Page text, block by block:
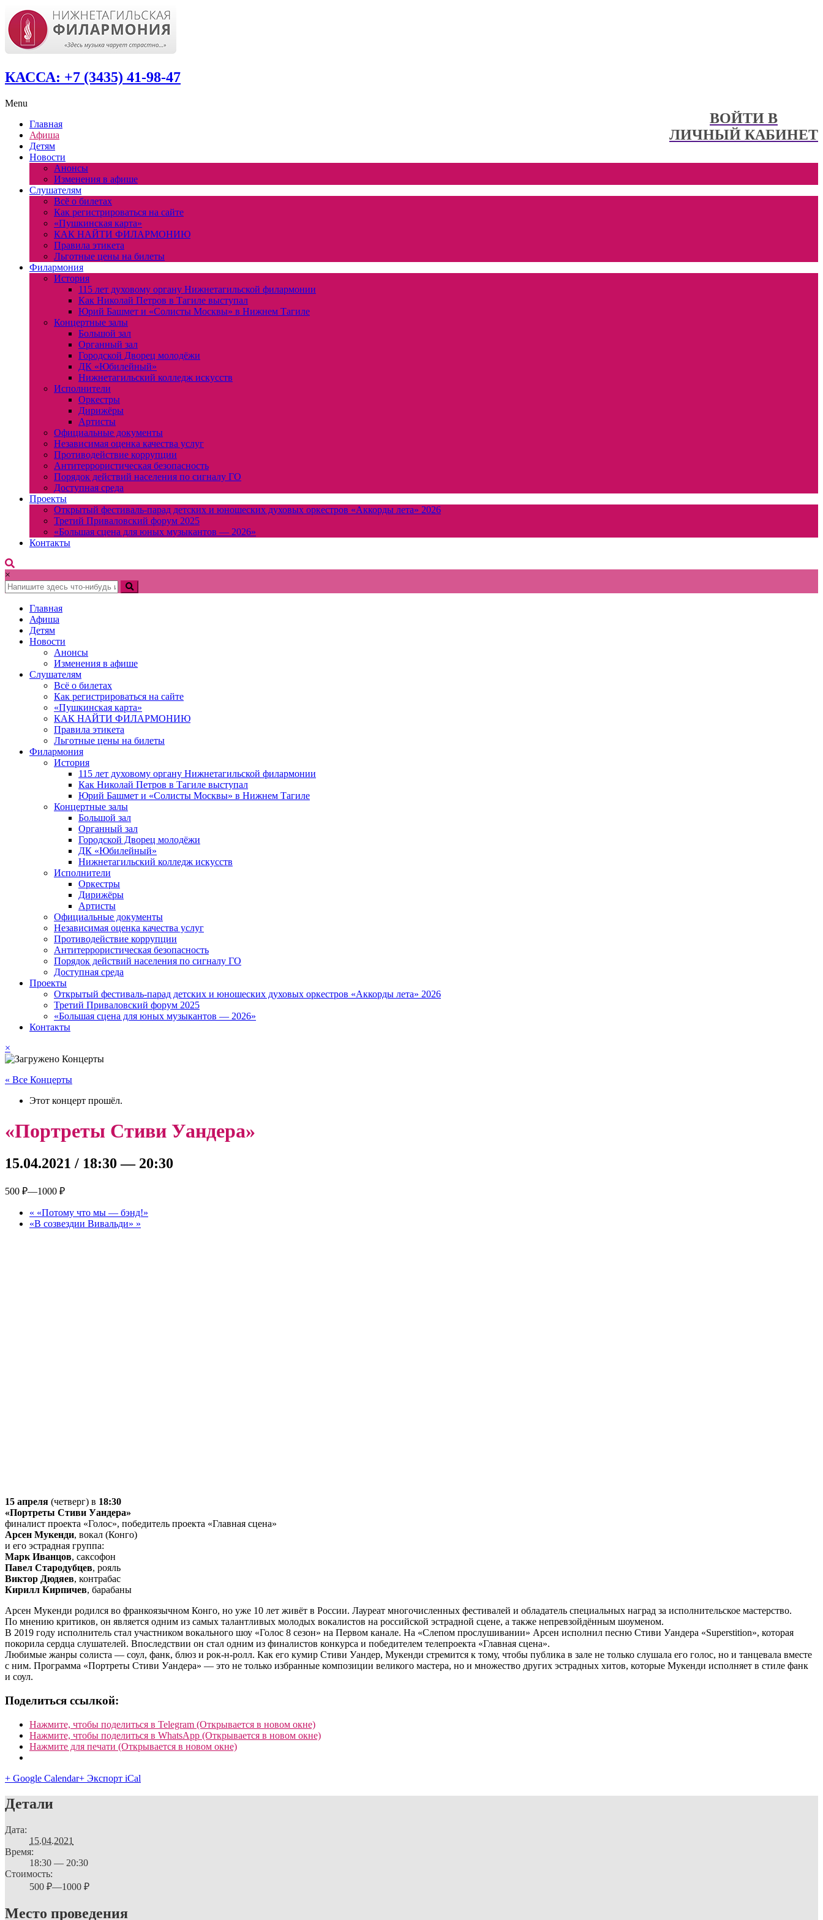
КАССА: +7 (3435) 41-98-47
ВОЙТИ В
ЛИЧНЫЙ КАБИНЕТ
Menu
Главная
Афиша
Детям
Новости
Анонсы
Изменения в афише
Слушателям
Всё о билетах
Как регистрироваться на сайте
«Пушкинская карта»
КАК НАЙТИ ФИЛАРМОНИЮ
Правила этикета
Льготные цены на билеты
Филармония
История
115 лет духовому органу Нижнетагильской филармонии
Как Николай Петров в Тагиле выступал
Юрий Башмет и «Солисты Москвы» в Нижнем Тагиле
Концертные залы
Большой зал
Органный зал
Городской Дворец молодёжи
ДК «Юбилейный»
Нижнетагильский колледж искусств
Исполнители
Оркестры
Дирижёры
Артисты
Официальные документы
Независимая оценка качества услуг
Противодействие коррупции
Антитеррористическая безопасность
Порядок действий населения по сигналу ГО
Доступная среда
Проекты
Открытый фестиваль-парад детских и юношеских духовых оркестров «Аккорды лета» 2026
Третий Приваловский форум 2025
«Большая сцена для юных музыкантов — 2026»
Контакты
×
Главная
Афиша
Детям
Новости
Анонсы
Изменения в афише
Слушателям
Всё о билетах
Как регистрироваться на сайте
«Пушкинская карта»
КАК НАЙТИ ФИЛАРМОНИЮ
Правила этикета
Льготные цены на билеты
Филармония
История
115 лет духовому органу Нижнетагильской филармонии
Как Николай Петров в Тагиле выступал
Юрий Башмет и «Солисты Москвы» в Нижнем Тагиле
Концертные залы
Большой зал
Органный зал
Городской Дворец молодёжи
ДК «Юбилейный»
Нижнетагильский колледж искусств
Исполнители
Оркестры
Дирижёры
Артисты
Официальные документы
Независимая оценка качества услуг
Противодействие коррупции
Антитеррористическая безопасность
Порядок действий населения по сигналу ГО
Доступная среда
Проекты
Открытый фестиваль-парад детских и юношеских духовых оркестров «Аккорды лета» 2026
Третий Приваловский форум 2025
«Большая сцена для юных музыкантов — 2026»
Контакты
×
« Все Концерты
Этот концерт прошёл.
«Портреты Стиви Уандера»
15.04.2021 / 18:30 — 20:30
500 ₽—1000 ₽
« «Потому что мы — бэнд!»
«В созвездии Вивальди» »
15 апреля (четверг) в 18:30
«Портреты Стиви Уандера»
финалист проекта «Голос», победитель проекта «Главная сцена»
Арсен Мукенди, вокал (Конго)
и его эстрадная группа:
Марк Иванцов, саксофон
Павел Стародубцев, рояль
Виктор Дюдяев, контрабас
Кирилл Кирпичев, барабаны
Арсен Мукенди родился во франкоязычном Конго, но уже 10 лет живёт в России. Лауреат многочисленных фестивалей и обладатель специальных наград за исполнительское мастерство.
По мнению критиков, он является одним из самых талантливых молодых вокалистов на российской эстрадной сцене, а также непревзойдённым шоуменом.
В 2019 году исполнитель стал участником вокального шоу «Голос 8 сезон» на Первом канале. На «Слепом прослушивании» Арсен исполнил песню Стиви Уандера «Superstition», которая
покорила сердца слушателей. Впоследствии он стал одним из финалистов конкурса и победителем телепроекта «Главная сцена».
Любимые жанры солиста — соул, фанк, блюз и рок-н-ролл. Как его кумир Стиви Уандер, Мукенди стремится к тому, чтобы публика в зале не только слушала его голос, но и танцевала вместе
с ним. Программа «Портреты Стиви Уандера» — это не только избранные композиции великого мастера, но и множество других эстрадных хитов, которые Мукенди исполняет в стиле фанк
и соул.
Поделиться ссылкой:
Нажмите, чтобы поделиться в Telegram (Открывается в новом окне)
Нажмите, чтобы поделиться в WhatsApp (Открывается в новом окне)
Нажмите для печати (Открывается в новом окне)
+ Google Calendar+ Экспорт iCal
Детали
Дата:
15.04.2021
Время:
18:30 — 20:30
Стоимость:
500 ₽—1000 ₽
Место проведения